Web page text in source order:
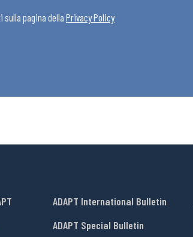
pagina della Privacy Policy
ADAPT International Bulletin
ADAPT Special Bulletin